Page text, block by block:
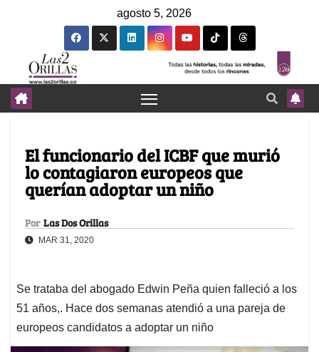
agosto 5, 2026
El funcionario del ICBF que murió
lo contagiaron europeos que
querían adoptar un niño
Por Las Dos Orillas
MAR 31, 2020
Se trataba del abogado Edwin Peña quien falleció a los
51 años,. Hace dos semanas atendió a una pareja de
europeos candidatos a adoptar un niño